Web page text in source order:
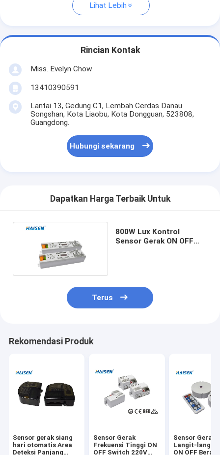
Lihat Lebih
Rincian Kontak
Miss. Evelyn Chow
13410390591
Lantai 13, Gedung C1, Lembah Cerdas Danau
Songshan, Kota Liaobu, Kota Dongguan, 523808,
Guangdong.
Hubungi sekarang
Dapatkan Harga Terbaik Untuk
800W Lux Kontrol
Sensor Gerak ON OFF
Terus
Rekomendasi Produk
Sensor gerak siang
hari otomatis Area
Deteksi Panjang
Sensor Gerak
Frekuensi Tinggi ON
OFF Switch 220V
Sensor Gerak
Langit-langit
ON OFF